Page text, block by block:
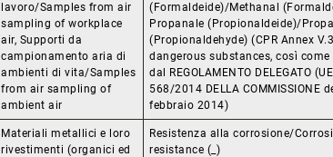
lavoro/Samples from air
sampling of workplace
air, Supporti da
campionamento aria di
ambienti di vita/Samples
from air sampling of
ambient air
(Formaldeide)/Methanal
Propanale (Propionaldeide)/
(Propionaldehyde) (CPR Annex
dangerous substances, così
dal REGOLAMENTO DELEGATO
568/2014 DELLA COMMISSIONE
febbraio 2014)
Materiali metallici e loro
rivestimenti (organici ed
Resistenza alla corrosione/
resistance (_)